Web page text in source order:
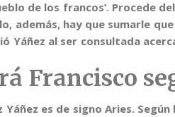
de los francos’. Procede
además, hay que sumarle
Yáñez al ser consultada
Francisco
Yáñez es de signo Aries.